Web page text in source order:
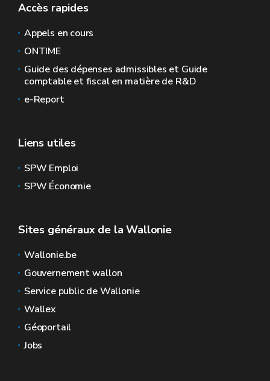
Accès rapides
Appels en cours
ONTIME
Guide des dépenses admissibles et Guide
comptable et fiscal en matière de R&D
e-Report
Liens utiles
SPW Emploi
SPW Économie
Sites généraux de la Wallonie
Wallonie.be
Gouvernement wallon
Service public de Wallonie
Wallex
Géoportail
Jobs